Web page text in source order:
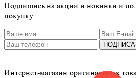
Подпишись на акции и новинки и
покупку
Интернет-магазин оригинальных